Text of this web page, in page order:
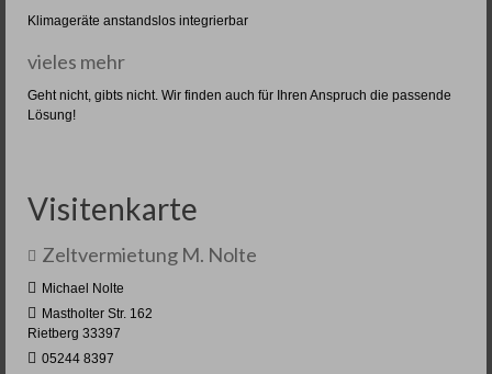
Klimageräte anstandslos integrierbar
vieles mehr
Geht nicht, gibts nicht. Wir finden auch für Ihren Anspruch die passende
Lösung!
Visitenkarte
Zeltvermietung M. Nolte
Michael Nolte
Mastholter Str. 162
Rietberg 33397
05244 8397